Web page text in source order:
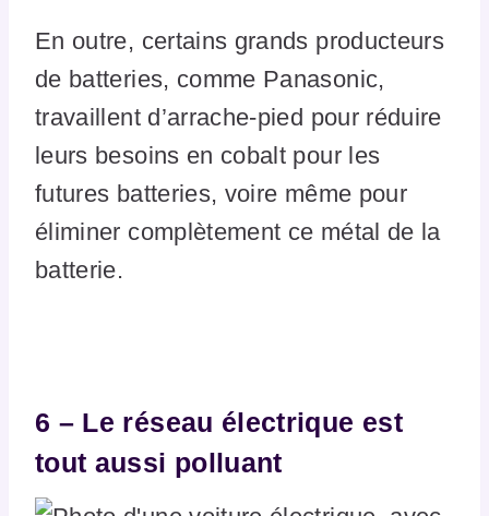
En outre, certains grands producteurs
de batteries, comme Panasonic,
travaillent d’arrache-pied pour réduire
leurs besoins en cobalt pour les
futures batteries, voire même pour
éliminer complètement ce métal de la
batterie.
6 – Le réseau électrique est
tout aussi polluant